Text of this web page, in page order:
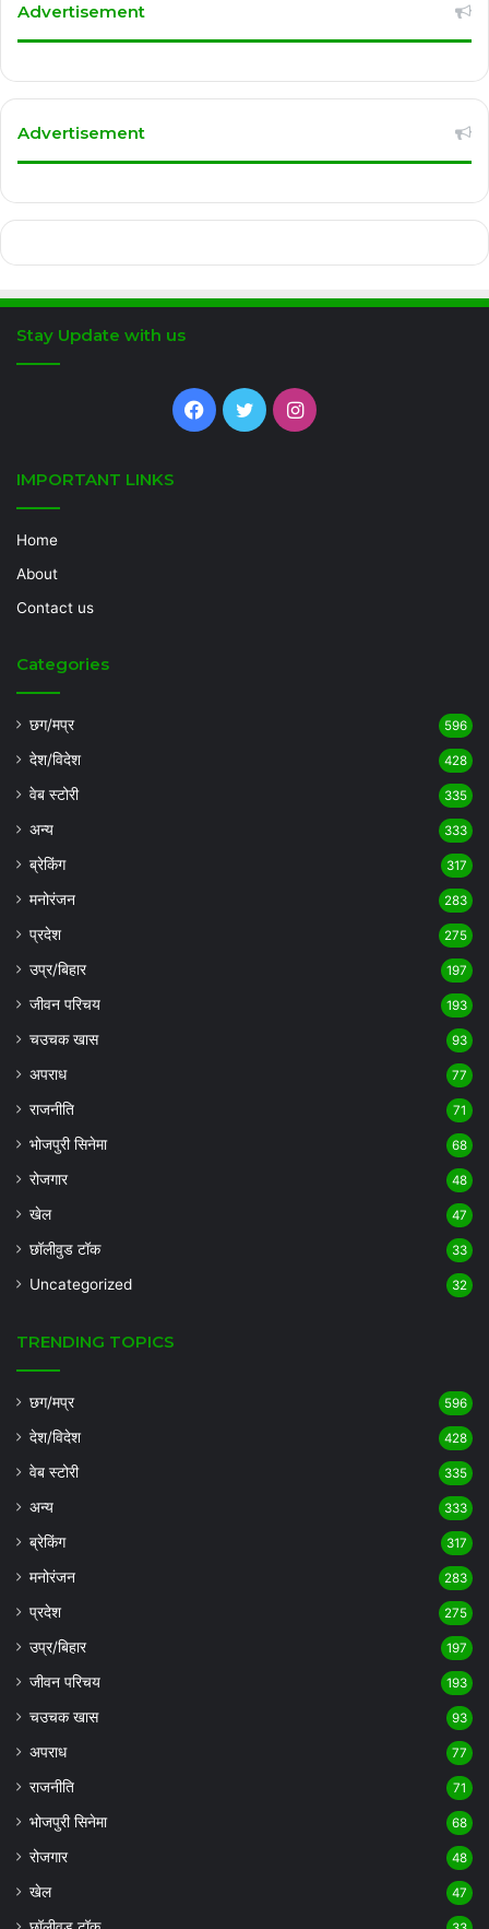
Advertisement
Advertisement
Stay Update with us
Facebook
TwitterInstagram
IMPORTANT LINKS
Home
About
Contact us
Categories
छग/मप्र 596
देश/विदेश 428
वेब स्टोरी 335
अन्य 333
ब्रेकिंग 317
मनोरंजन 283
प्रदेश 275
उप्र/बिहार 197
जीवन परिचय 193
चउचक खास 93
अपराध 77
राजनीति 71
भोजपुरी सिनेमा 68
रोजगार 48
खेल 47
छॉलीवुड टॉक 33
Uncategorized 32
TRENDING TOPICS
छग/मप्र 596
देश/विदेश 428
वेब स्टोरी 335
अन्य 333
ब्रेकिंग 317
मनोरंजन 283
प्रदेश 275
उप्र/बिहार 197
जीवन परिचय 193
चउचक खास 93
अपराध 77
राजनीति 71
भोजपुरी सिनेमा 68
रोजगार 48
खेल 47